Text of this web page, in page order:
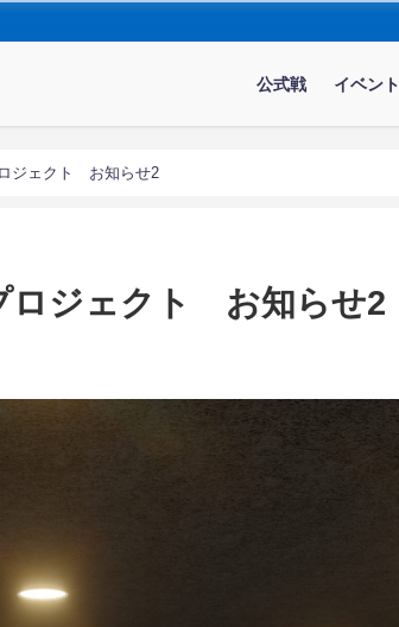
公式戦 イベント
ジェクト お知らせ2
ロジェクト お知らせ2